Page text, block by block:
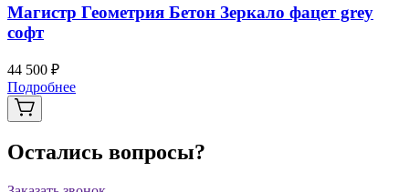
Магистр Геометрия Бетон Зеркало фацет grey
софт
44 500 ₽
Подробнее
Остались вопросы?